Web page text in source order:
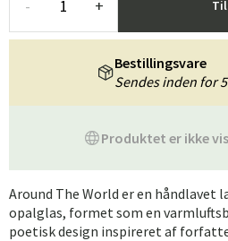
- +
Produktet er ikke
Bestillingsvare
Sendes inden for
Around The World er en
opalglas, formet som en
poetisk design inspireret af